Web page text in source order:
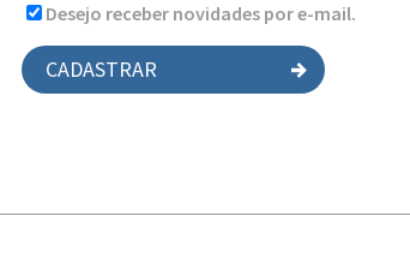
Desejo receber novidades por e-mail.
CADASTRAR